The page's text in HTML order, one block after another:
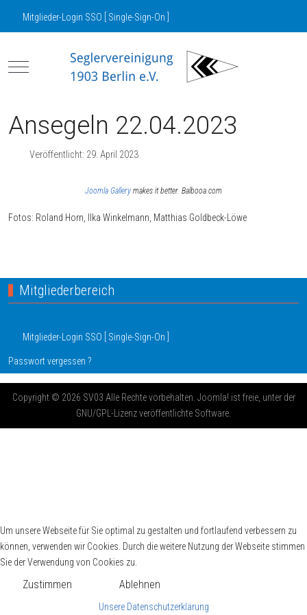
Mitglieder-Login SSO [ Single-Sign-On ]
Mobile Menu Toggle
Ansegeln 22.04.2023
Veröffentlicht: 29. April 2023
Joomla Gallery makes it better. Balbooa.com
Fotos: Roland Horn, Ilka Winkelmann, Matthias Goldbeck-Löwe
Mitgliederbereich
Mitglieder-Login SSO [ Single-Sign-On ]
Passwort vergessen ?
Copyright © 2026 SV03 Alle Rechte vorbehalten. Joomla! ist freie, unter der
GNU/GPL-Lizenz veröffentlichte Software.
Um unsere Webseite für Sie optimal zu gestalten und fortlaufend verbessern zu
können, verwenden wir Cookies. Durch die weitere Nutzung der Webseite stimmen
Sie der Verwendung von Cookies zu.
Zustimmen Ablehnen
Unsere Datenschutzerklärung